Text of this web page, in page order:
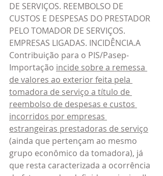
DE SERVIÇOS. REEMBOLSO DE
CUSTOS E DESPESAS DO PRESTADOR
PELO TOMADOR DE SERVIÇOS.
EMPRESAS LIGADAS. INCIDÊNCIA.A
Contribuição para o PIS/Pasep-
Importação incide sobre a remessa
de valores ao exterior feita pela
tomadora de serviço a título de
reembolso de despesas e custos
incorridos por empresas
estrangeiras prestadoras de serviço
(ainda que pertençam ao mesmo
grupo econômico da tomadora), já
que resta caracterizada a ocorrência